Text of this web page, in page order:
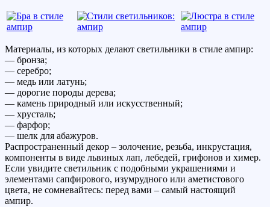
Материалы, из которых делают светильники в стиле ампир:
— бронза;
— серебро;
— медь или латунь;
— дорогие породы дерева;
— камень природный или искусственный;
— хрусталь;
— фарфор;
— шелк для абажуров.
Распространенный декор – золочение, резьба, инкрустация,
компоненты в виде львиных лап, лебедей, грифонов и химер.
Если увидите светильник с подобными украшениями и
элементами сапфирового, изумрудного или аметистового
цвета, не сомневайтесь: перед вами – самый настоящий
ампир.